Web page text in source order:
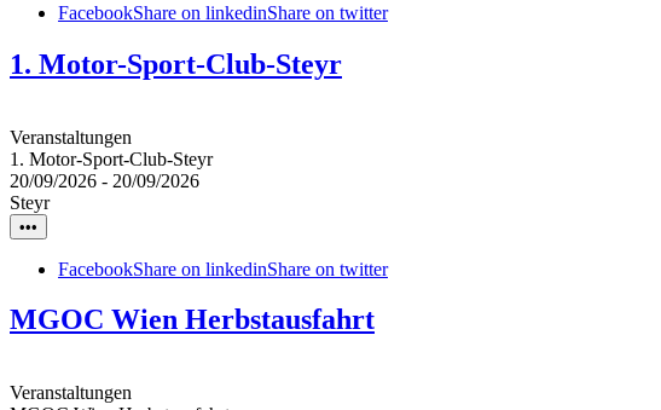
FacebookShare on linkedinShare on twitter
1. Motor-Sport-Club-Steyr
Veranstaltungen
1. Motor-Sport-Club-Steyr
20/09/2026 - 20/09/2026
Steyr
•••
FacebookShare on linkedinShare on twitter
MGOC Wien Herbstausfahrt
Veranstaltungen